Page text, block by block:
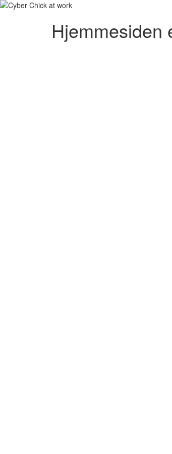
Hjemmesiden